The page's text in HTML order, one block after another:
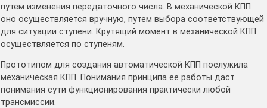
путем изменения передаточного числа. В механической КПП
оно осуществляется вручную, путем выбора соответствующей
для ситуации ступени. Крутящий момент в механической КПП
осуществляется по ступеням.
Прототипом для создания автоматической КПП послужила
механическая КПП. Понимания принципа ее работы даст
понимания сути функционирования практически любой
трансмиссии.